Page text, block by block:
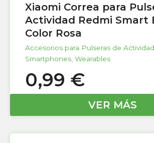
Xiaomi Correa para
Actividad Redmi Smart
Color Rosa
Accesorios para Pulseras de Actividad
Smartphones Wearables
0,99 €
VER MÁS